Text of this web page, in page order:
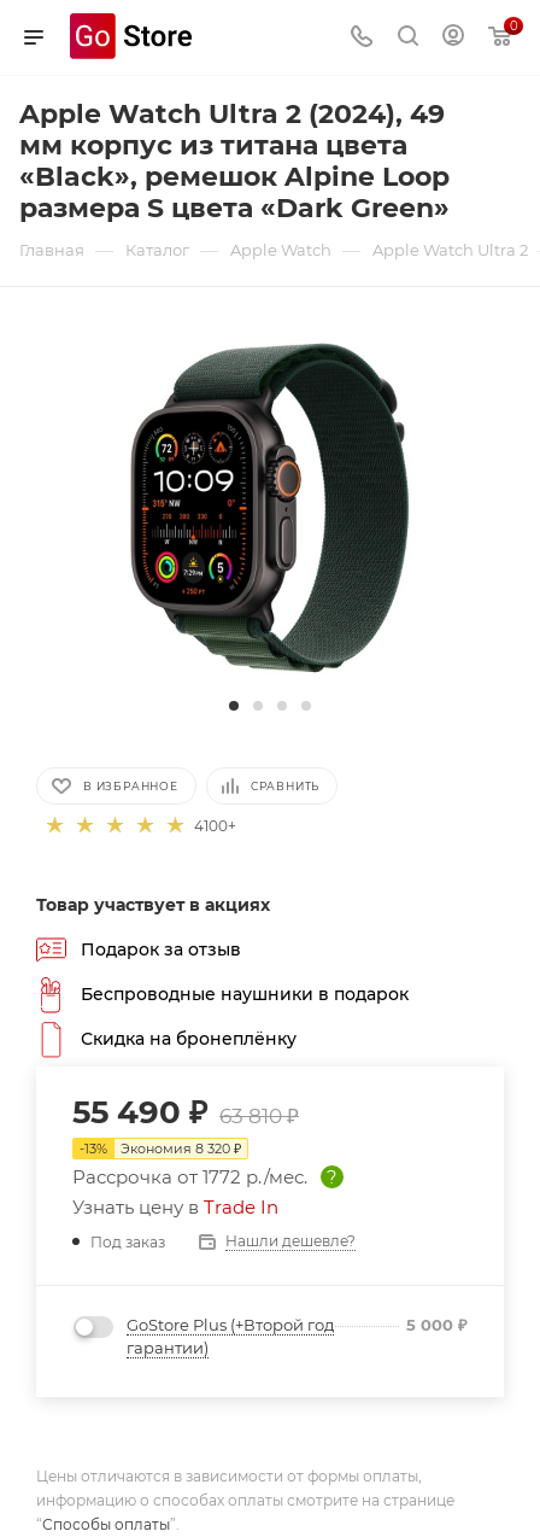
0
Apple Watch Ultra 2 (2024), 49
мм корпус из титана цвета
«Black», ремешок Alpine Loop
размера S цвета «Dark Green»
Главная — Каталог — Apple Watch — Apple Watch Ultra 2
В ИЗБРАННОЕ СРАВНИТЬ
4100+
Товар участвует в акциях
Подарок за отзыв
Беспроводные наушники в подарок
Скидка на бронеплёнку
55 490 ₽ 63 810₽
-13% Экономия 8 320 ₽
Рассрочка от 1772 р./мес.
?
Узнать цену в Trade In
Под заказ Нашли дешевле?
GoStore Plus (+Второй год
гарантии)
5 000 ₽
Цены отличаются в зависимости от формы оплаты,
информацию о способах оплаты смотрите на странице
“Способы оплаты”.